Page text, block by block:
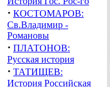
· КОСТОМАРОВ:
Св.Владимир -
Романовы
· ПЛАТОНОВ:
Русская история
· ТАТИЩЕВ:
История Российская